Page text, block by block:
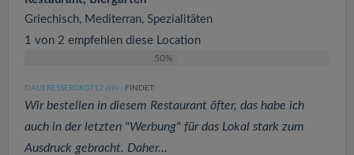
Griechisch, Mediterran, Spezialitäten
1 von 2 empfehlen diese Location
50%
DAUERESSERGK0712 (399 ) FINDET:
Wir bestellen in diesem Restaurant öfter, das habe ich
auch in der letzten "Werbung" für das Lokal stark zum
Ausdruck gebracht. Daher...